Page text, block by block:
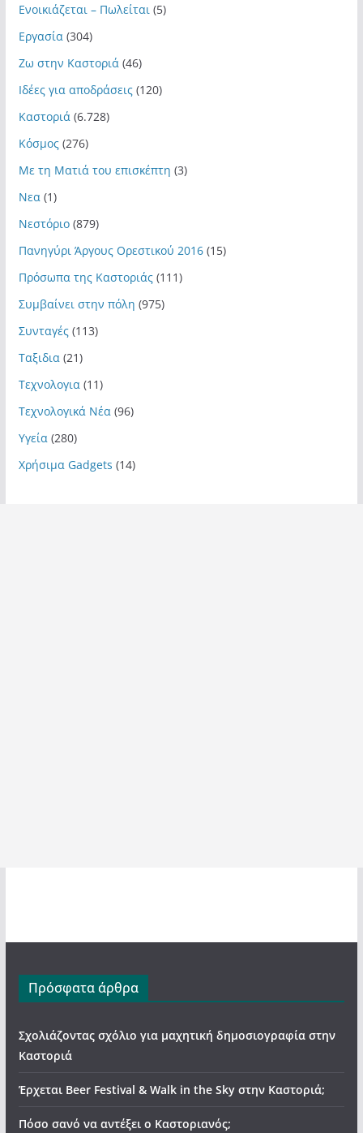
Ενοικιάζεται – Πωλείται (5)
Εργασία (304)
Ζω στην Καστοριά (46)
Ιδέες για αποδράσεις(120)
Καστοριά (6.728)
Κόσμος(276)
Με τη Ματιά του επισκέπτη (3)
Νεα (1)
Νεστόριο(879)
Πανηγύρι Άργους Ορεστικού 2016(15)
Πρόσωπα της Καστοριάς(111)
Συμβαίνει στην πόλη (975)
Συνταγές(113)
Ταξιδια (21)
Τεχνολογια (11)
Τεχνολογικά Νέα (96)
Υγεία (280)
Χρήσιμα Gadgets (14)
Πρόσφατα άρθρα
Σχολιάζοντας σχόλιο για μαχητική δημοσιογραφία στην
Καστοριά
Έρχεται Beer Festival & Walk in the Sky στην Καστοριά;
Πόσο σανό να αντέξει ο Καστοριανός;